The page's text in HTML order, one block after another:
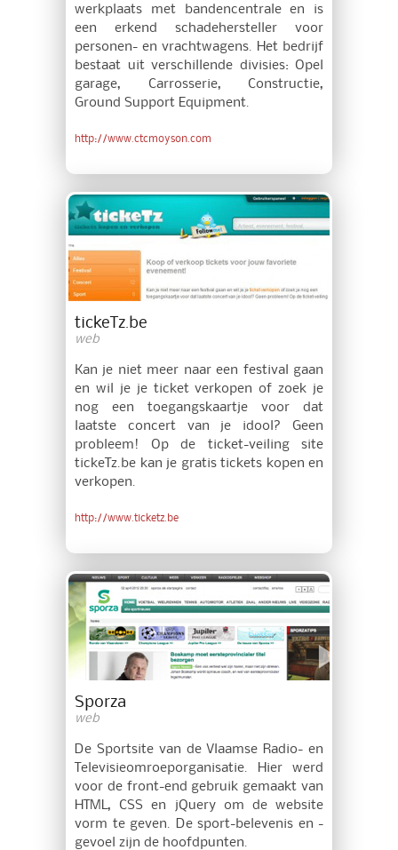
werkplaats met bandencentrale en is
een erkend schadehersteller voor
personen- en vrachtwagens. Het bedrijf
bestaat uit verschillende divisies: Opel
garage, Carrosserie, Constructie,
Ground Support Equipment.
http://www.ctcmoyson.com
tickeTz.be
web
Kan je niet meer naar een festival gaan
en wil je je ticket verkopen of zoek je
nog een toegangskaartje voor dat
laatste concert van je idool? Geen
probleem! Op de ticket-veiling site
tickeTz.be kan je gratis tickets kopen en
verkopen.
http://www.ticketz.be
Sporza
web
De Sportsite van de Vlaamse Radio- en
Televisieomroeporganisatie. Hier werd
voor de front-end gebruik gemaakt van
HTML, CSS en jQuery om de website
vorm te geven. De sport-belevenis en -
gevoel zijn de hoofdpunten.